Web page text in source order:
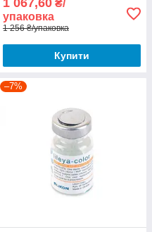
₴/
упаковка
1 256 ₴/упаковка
Купити
–7%